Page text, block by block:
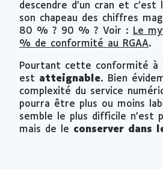
descendre d’un cran et c’est
son chapeau des chiffres
80 % ? 90 % ? Voir : Le
% de conformité au RGAA.
Pourtant cette conformité à
est atteignable. Bien
complexité du service
pourra être plus ou moins
semble le plus difficile n’est
mais de le conserver dans